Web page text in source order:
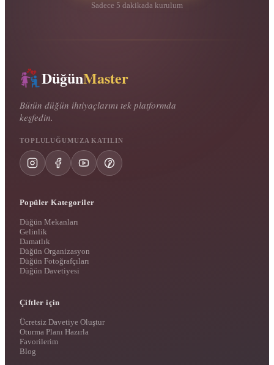
Sadece 5 dakikada kurulum
DüğünMaster
Bütün düğün ihtiyaçlarını tek platformda
keşfedin.
TOPLULUĞUMUZA KATILIN
Popüler Kategoriler
Düğün Mekanları
Gelinlik
Damatlık
Düğün Organizasyon
Düğün Fotoğrafçıları
Düğün Davetiyesi
Çiftler için
Ücretsiz Davetiye Oluştur
Oturma Planı Hazırla
Favorilerim
Blog